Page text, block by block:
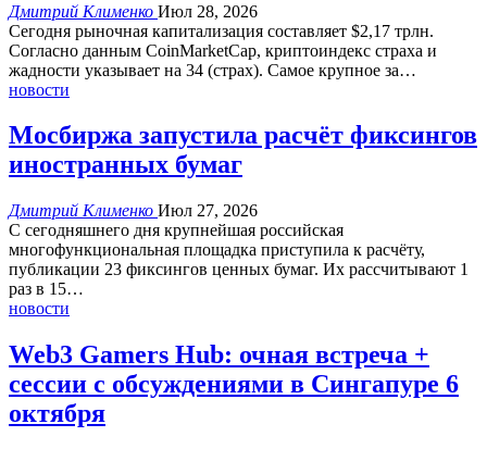
Дмитрий Клименко Июл 28, 2026
Сегодня рыночная капитализация составляет $2,17 трлн.
Согласно данным CoinMarketCap, криптоиндекс страха и
жадности указывает на 34 (страх). Самое крупное за…
новости
Мосбиржа запустила расчёт фиксингов
иностранных бумаг
Дмитрий Клименко Июл 27, 2026
С сегодняшнего дня крупнейшая российская
многофункциональная площадка приступила к расчёту,
публикации 23 фиксингов ценных бумаг. Их рассчитывают 1
раз в 15…
новости
Web3 Gamers Hub: очная встреча +
сессии с обсуждениями в Сингапуре 6
октября